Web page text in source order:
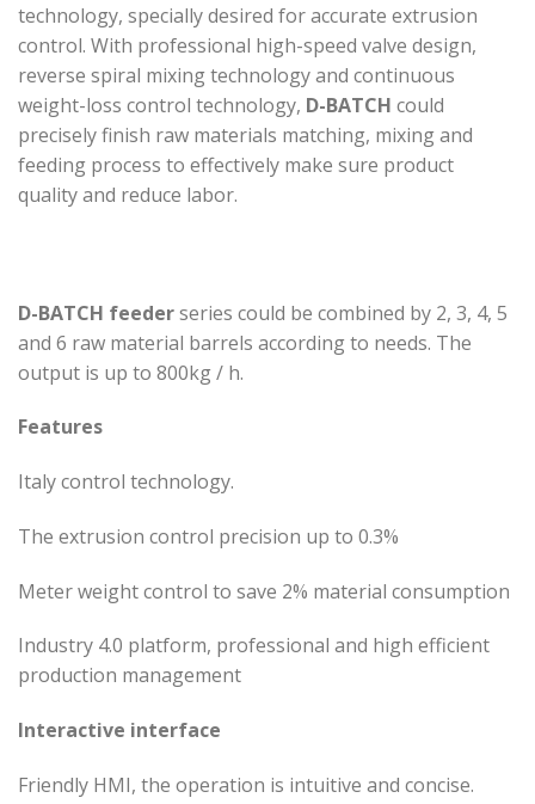
technology, specially desired for accurate extrusion
control. With professional high-speed valve design,
reverse spiral mixing technology and continuous
weight-loss control technology, D-BATCH could
precisely finish raw materials matching, mixing and
feeding process to effectively make sure product
quality and reduce labor.
D-BATCH feederseries could be combined by 2, 3, 4, 5
and 6 raw material barrels according to needs. The
output is up to 800kg / h.
Features
Italy control technology.
The extrusion control precision up to 0.3%
Meter weight control to save 2% material consumption
Industry 4.0 platform, professional and high efficient
production management
Interactive interface
Friendly HMI, the operation is intuitive and concise.